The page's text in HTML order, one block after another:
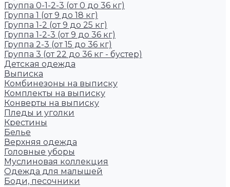
Группа 0-1-2-3 (от 0 до 36 кг)
Группа 1 (от 9 до 18 кг)
Группа 1-2 (от 9 до 25 кг)
Группа 1-2-3 (от 9 до 36 кг)
Группа 2-3 (от 15 до 36 кг)
Группа 3 (от 22 до 36 кг - бустер)
Детская одежда
Выписка
Комбинезоны на выписку
Комплекты на выписку
Конверты на выписку
Пледы и уголки
Крестины
Белье
Верхняя одежда
Головные уборы
Муслиновая коллекция
Одежда для малышей
Боди, песочники